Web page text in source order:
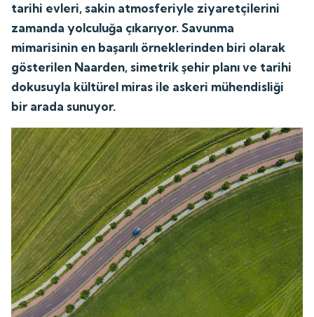
tarihi evleri, sakin atmosferiyle ziyaretçilerini
zamanda yolculuğa çıkarıyor. Savunma
mimarisinin en başarılı örneklerinden biri olarak
gösterilen Naarden, simetrik şehir planı ve tarihi
dokusuyla kültürel miras ile askeri mühendisliği
bir arada sunuyor.